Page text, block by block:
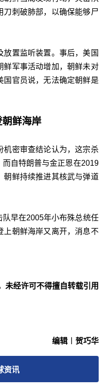
刀刺破肺部，以确保能够尸
置监听装置。事后，美国
鲜军事活动增加，朝鲜未对
国官员说，无法确定朝鲜是
鲜海岸
机密审查结论认为，这宗杀
自特朗普与金正恩在2019
朝鲜持续推进其核武与弹道
早在2005年小布殊总统任
上朝鲜海岸又离开，消息不
未经许可不得擅自转载引用
编辑︱贺巧华
资讯